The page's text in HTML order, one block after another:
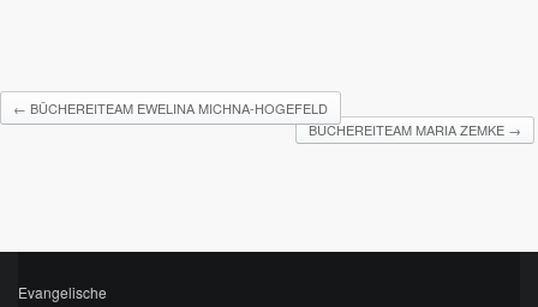
← BÜCHEREITEAM EWELINA MICHNA-HOGEFELD
BÜCHEREITEAM MARIA ZEMKE →
Evangelische